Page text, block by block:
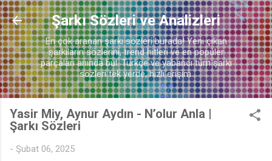
Ana içeriğe atla
Şarkı Sözleri ve Analizleri
En çok aranan şarkı sözleri burada! Yeni çıkan
şarkıların sözlerini, trend hitleri ve en popüler
parçaları anında bul. Türkçe ve yabancı tüm şarkı
sözleri tek yerde, hızlı erişim.
Yasir Miy, Aynur Aydın - N’olur Anla |
Şarkı Sözleri
- Şubat 06, 2025